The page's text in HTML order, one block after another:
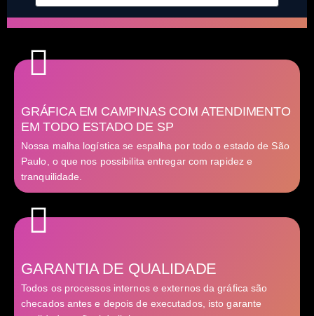
GRÁFICA EM CAMPINAS COM ATENDIMENTO
EM TODO ESTADO DE SP
Nossa malha logística se espalha por todo o estado de São
Paulo, o que nos possibilita entregar com rapidez e
tranquilidade.
GARANTIA DE QUALIDADE
Todos os processos internos e externos da gráfica são
checados antes e depois de executados, isto garante